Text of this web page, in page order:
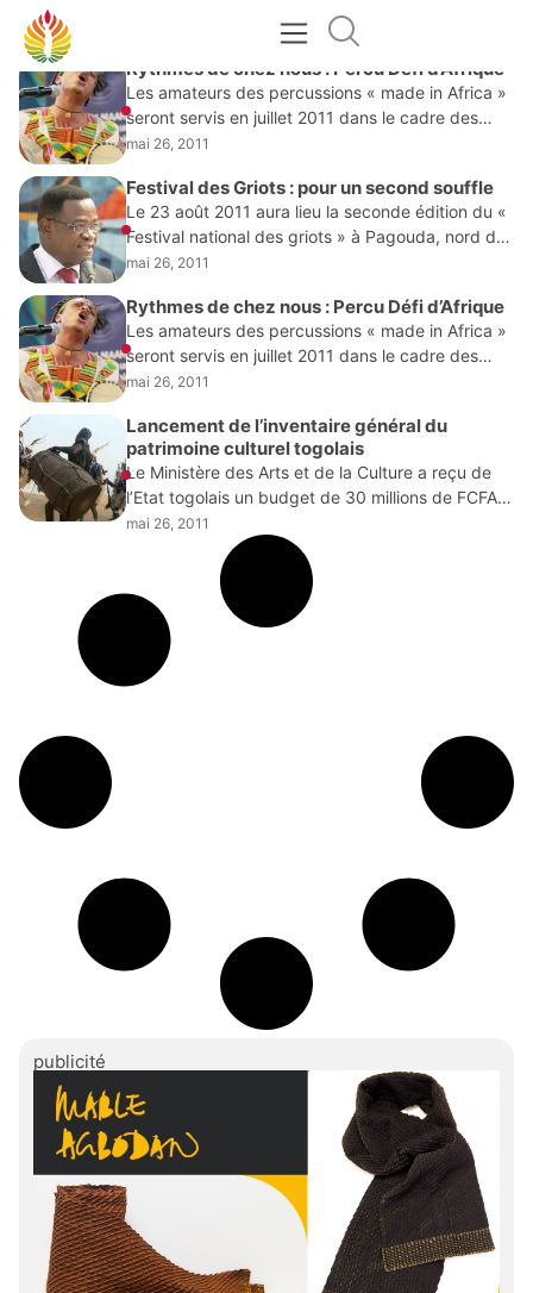
MAI 26, 2011
Rythmes de chez nous : Percu Défi d’Afrique
Les amateurs des percussions « made in Africa »
seront servis en juillet 2011 dans le cadre des
résidences qui seront animées par l’Association «
mai 26, 2011
Festival des Griots : pour un second souffle
Le 23 août 2011 aura lieu la seconde édition du «
Festival national des griots » à Pagouda, nord du
Togo. L’objectif de l’an 2 de cette manifestation
mai 26, 2011
Rythmes de chez nous : Percu Défi d’Afrique
Les amateurs des percussions « made in Africa »
seront servis en juillet 2011 dans le cadre des
résidences qui seront animées par l’Association «
mai 26, 2011
Lancement de l’inventaire général du
patrimoine culturel togolais
Le Ministère des Arts et de la Culture a reçu de
l’Etat togolais un budget de 30 millions de FCFA
(soit 45.735 euros) pour procéder au cours de
mai 26, 2011
publicité